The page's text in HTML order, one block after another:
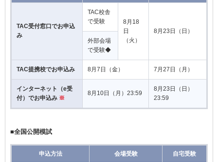
TAC受付窓口でお申込
み
TAC校舎
で受験
8月18
日
（火）
8月23日（日）
外部会場
で受験◆
TAC提携校でお申込み 8月7日（金） 7月27日（月）
インターネット（e受
付）でお申込み ※
8月10日（月）23:59
8月23日（日）
23:59
■全国公開模試
申込方法 会場受験 自宅受験